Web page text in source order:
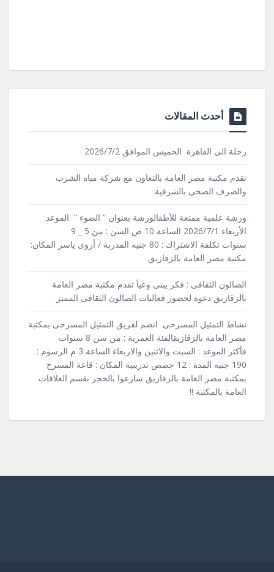
أحدث المقالات
رحلة الى القاهرة الخميس الموافق 2026/7/2
تقدم مكتبة مصر العامة بالتعاون مع شركة مياه الشرب
والصرف الصحى بالشرقية
ورشة علمية ممتعة للأطفالورشة بعنوان ” الضوء ” الموعد:
الأربعاء 2026/7/1 الساعة 10 ص السن : من 5 _ 9
سنوات تكلفة الاشتراك : 80 جنيه المدربة / أروى ياسر المكان:
مكتبة مصر العامة بالزقازيق
الصالون الثقافى : فكر يبنى وعياَ تقدم مكتبة مصر العامة
بالزقازيق دعوة لحضور فعاليات الصالون الثقافى المميز
نشاط التمثيل المسرحى انضم لفريق التمثيل المسرحى بمكتبة
مصر العامة بالزقازيقالفئة العمرية : من سن 8 سنوات
فأكثر الموعد : السبت والاثنين والاربعاء الساعة 3 م الرسوم :
190 جنيه المدة : 12 حصص تدريبية المكان : قاعة المسرح
بمكتبة مصر العامة بالزقازيق سارعوا بالحجز بقسم العلاقات
العامة بالمكتبة !!